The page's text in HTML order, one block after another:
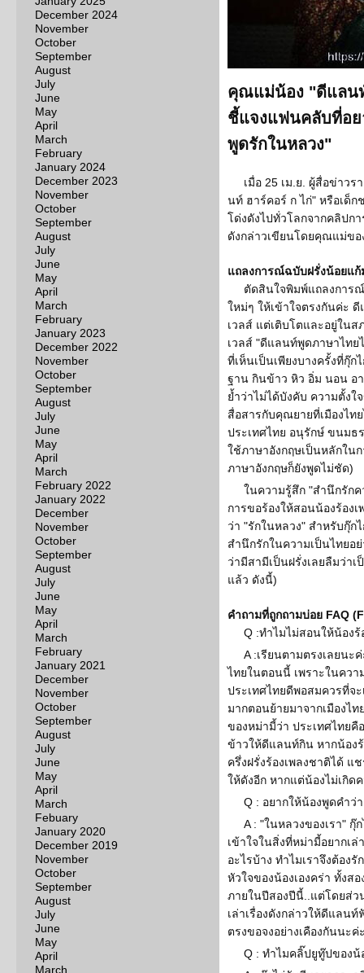
December 2024
November
October
September
August
July
June
May
April
March
February
January 2024
December 2023
November
October
September
August
July
June
May
April
March
February
January 2023
December 2022
November
October
September
August
July
June
May
April
March
February 2022
January 2022
December
November
October
September
August
July
June
May
April
March
February
January 2021
December
November
October
September
August
July
June
May
April
March
Febuary
January 2020
December 2019
November
October
September
August
July
June
May
April
March
คุณแม่น้อง "ดีแลน
ชี้แจงแฟนคลับที่อย
พูดรักในหลวง"
เมื่อ 25 เม.ย. ผู้สื่อข่าว
นท์ ฮาร์คอร์ ก ไก่" หรือเด็
โด่งดังไปทั่วโลกจากคลิปก
ดังกล่าวเขียนโดยคุณแม่ข
แถลงการณ์ฉบับฝรั่งน้อยแก้
ตัดสินใจพิมพ์แถลงการ
ใหม่ๆ ให้เข้าใจตรงกันค่ะ
เวลส์ แต่เติบโตและอยู่ในส
เวลส์ "ดีแลนท์พูดภาษาไทย
ที่เห็นเป็นเพียงบางครั้งที่กุ๊
ฐาน กินข้าว หิว อิ่ม นอน อ
ย้ำว่าไม่ได้บังคับ ความตั้งใ
สื่อสารกับคุณยายที่เมืองไ
ประเทศไทย อนุรักษ์ ขนมธ
ใช้ภาษาอังกฤษเป็นหลักใน
ภาษาอังกฤษก็ยังพูดไม่ชัด)
ในความรู้สึก "สำนึกรักค
การขอร้องให้สอนน้องร้อง
ว่า "รักในหลวง" สำหรับกุ๊ก
สำนึกรักในความเป็นไทยอ
ว่ามีสามีเป็นฝรั่งเลยลืมว่า
แล้ว ดังนี้)
คำถามที่ถูกถามบ่อย FAQ
Q :ทำไมไม่สอนให้น้องร้
A :เรียนตามตรงเลยนะ
ไทยในตอนนี้ เพราะในควา
ประเทศไทยดีพอสมควรที่จ
มากตอนย้ายมาจากเมืองไท
ของหม่ามี้ว่า ประเทศไทย
ข้าวให้ดีแลนท์กิน หากน้อง
ครึ่งฝรั่งร้องเพลงชาติได้ แ
ให้ดังอีก หากแต่น้องไม่เกิ
Q : อยากให้น้องพูดคำว่
A : "ในหลวงของเรา" กุ๊
เข้าใจในสิ่งที่หม่ามี้อยากเ
อะไรบ้าง ทำไมเราจึงต้อง
หัวใจของน้องเองคร่า ทั้งส
ภายในปีสองปีนี้..แต่โดยส่ว
เล่าเรื่องดังกล่าวให้ดีแลน
ตรงขอจงอย่างเคืองกันนะค่
Q : ทำไมคลิ๊ปยูทู๊ปของ